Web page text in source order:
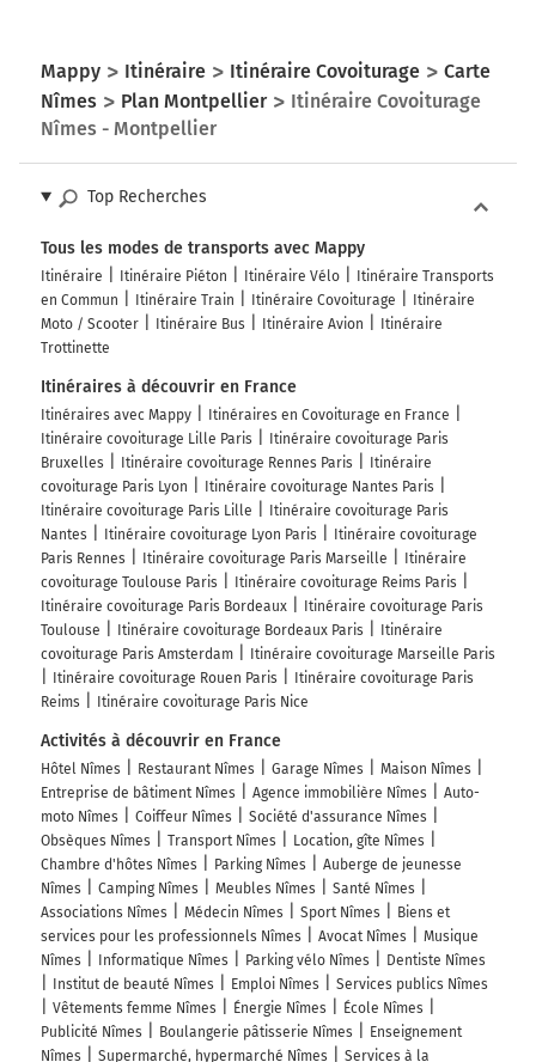
Mappy Itinéraire Itinéraire Covoiturage
Carte
Nîmes
Plan Montpellier
Itinéraire Covoiturage
Nîmes - Montpellier
Top Recherches
Tous les modes de transports avec Mappy
Itinéraire Itinéraire Piéton Itinéraire Vélo
Itinéraire Transports
en Commun
Itinéraire Train Itinéraire Covoiturage
Itinéraire
Moto / Scooter
Itinéraire Bus Itinéraire Avion
Itinéraire
Trottinette
Itinéraires à découvrir en France
Itinéraires avec Mappy
Itinéraires en Covoiturage en France
Itinéraire covoiturage Lille Paris
Itinéraire covoiturage Paris
Bruxelles
Itinéraire covoiturage Rennes Paris
Itinéraire
covoiturage Paris Lyon
Itinéraire covoiturage Nantes Paris
Itinéraire covoiturage Paris Lille
Itinéraire covoiturage Paris
Nantes
Itinéraire covoiturage Lyon Paris
Itinéraire covoiturage
Paris Rennes
Itinéraire covoiturage Paris Marseille
Itinéraire
covoiturage Toulouse Paris
Itinéraire covoiturage Reims Paris
Itinéraire covoiturage Paris Bordeaux
Itinéraire covoiturage Paris
Toulouse
Itinéraire covoiturage Bordeaux Paris
Itinéraire
covoiturage Paris Amsterdam
Itinéraire covoiturage Marseille Paris
Itinéraire covoiturage Rouen Paris
Itinéraire covoiturage Paris
Reims
Itinéraire covoiturage Paris Nice
Activités à découvrir en France
Hôtel Nîmes Restaurant Nîmes Garage Nîmes
Maison Nîmes
Entreprise de bâtiment Nîmes
Agence immobilière Nîmes
Auto-
moto Nîmes
Coiffeur Nîmes
Société d'assurance Nîmes
Obsèques Nîmes
Transport Nîmes
Location, gîte Nîmes
Chambre d'hôtes Nîmes
Parking Nîmes
Auberge de jeunesse
Nîmes
Camping Nîmes Meubles Nîmes
Santé Nîmes
Associations Nîmes
Médecin Nîmes Sport Nîmes
Biens et
services pour les professionnels Nîmes
Avocat Nîmes
Musique
Nîmes
Informatique Nîmes Parking vélo Nîmes
Dentiste Nîmes
Institut de beauté Nîmes
Emploi Nîmes
Services publics Nîmes
Vêtements femme Nîmes
Énergie Nîmes
École Nîmes
Publicité Nîmes
Boulangerie pâtisserie Nîmes
Enseignement
Nîmes
Supermarché, hypermarché Nîmes
Services à la